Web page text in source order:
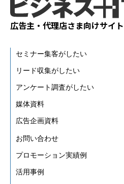
広告主・代理店さま向けサイト
セミナー集客がしたい
リード収集がしたい
アンケート調査がしたい
媒体資料
広告企画資料
お問い合わせ
プロモーション実績例
活用事例